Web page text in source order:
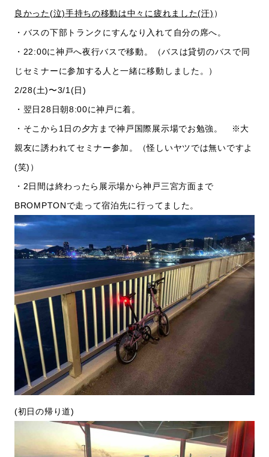
良かった(泣)手持ちの移動は中々に疲れました(汗) ）
・バスの下部トランクにすんなり入れて自分の席へ。
・22:00に神戸へ夜行バスで移動。（バスは貸切のバスで同
じセミナーに参加する人と一緒に移動しました。）
2/28(土)〜3/1(日)
・翌日28日朝8:00に神戸に着。
・そこから1日の夕方まで神戸国際展示場でお勉強。 ※大
親友に誘われてセミナー参加。（怪しいヤツでは無いですよ
(笑)）
・2日間は終わったら展示場から神戸三宮方面まで
BROMPTONで走って宿泊先に行ってました。
(初日の帰り道)